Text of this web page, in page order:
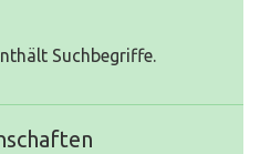
Suchbegriffe.